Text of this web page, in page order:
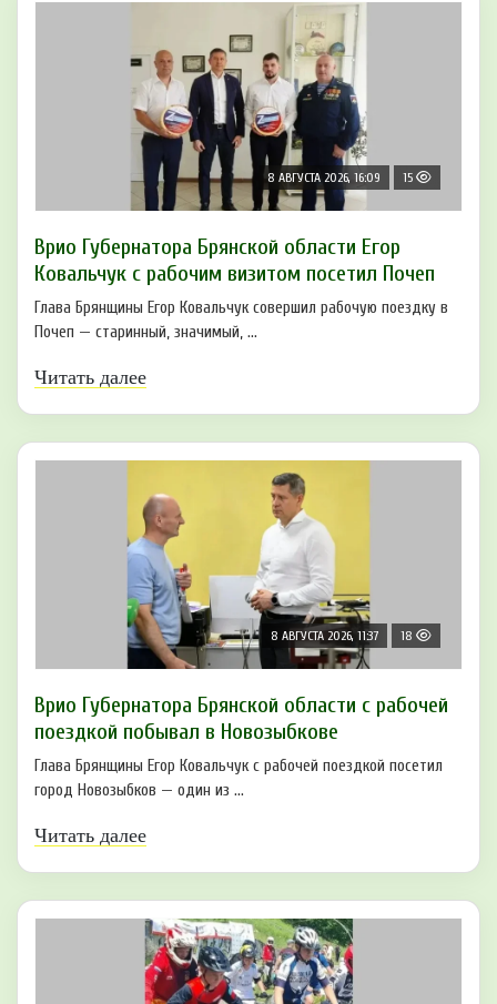
8 АВГУСТА 2026, 16:09 15
Врио Губернатора Брянской области Егор
Ковальчук с рабочим визитом посетил Почеп
Глава Брянщины Егор Ковальчук совершил рабочую поездку в
Почеп — старинный, значимый, ...
Читать далее
8 АВГУСТА 2026, 11:37 18
Врио Губернатора Брянской области с рабочей
поездкой побывал в Новозыбкове
Глава Брянщины Егор Ковальчук с рабочей поездкой посетил
город Новозыбков — один из ...
Читать далее